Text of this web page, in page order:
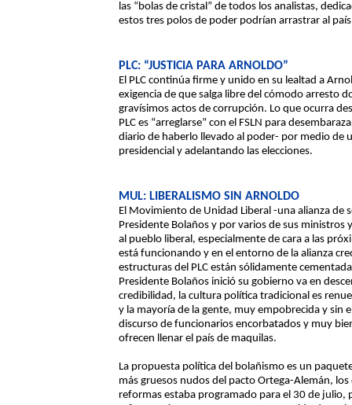
las “bolas de cristal” de todos los analistas,
estos tres polos de poder podrían arrastrar al
PLC: “JUSTICIA PARA ARNOLDO”
El PLC continúa firme y unido en su lealtad a
exigencia de que salga libre del cómodo arresto
gravísimos actos de corrupción. Lo que ocurra
PLC es “arreglarse” con el FSLN para
diario de haberlo llevado al poder- por medio de
presidencial y adelantando las elecciones.
MUL: LIBERALISMO SIN ARNOLDO
El Movimiento de Unidad Liberal -una alianza de
Presidente Bolaños y por varios de sus
al pueblo liberal, especialmente de cara a las
está funcionando y en el entorno de la alianza
estructuras del PLC están sólidamente
Presidente Bolaños inició su gobierno va en
credibilidad, la cultura política tradicional es
y la mayoría de la gente, muy empobrecida y sin
discurso de funcionarios encorbatados y muy
ofrecen llenar el país de maquilas.
La propuesta política del bolañismo es un
más gruesos nudos del pacto Ortega-Alemán,
reformas estaba programado para el 30 de